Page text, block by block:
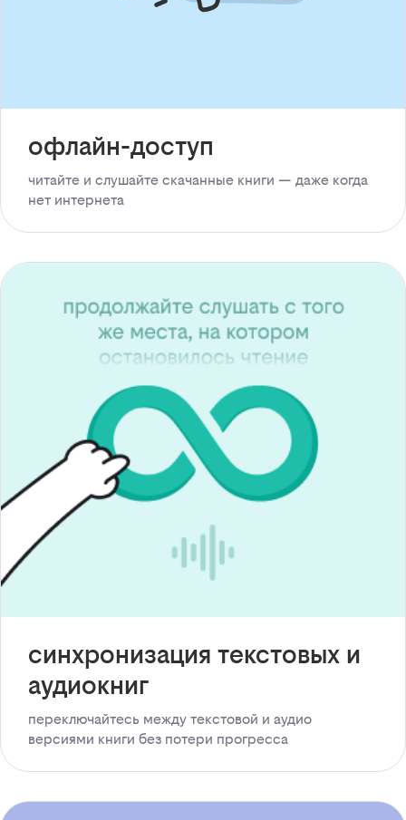
офлайн-доступ
читайте и слушайте скачанные книги — даже когда
нет интернета
синхронизация текстовых и
аудиокниг
переключайтесь между текстовой и аудио
версиями книги без потери прогресса